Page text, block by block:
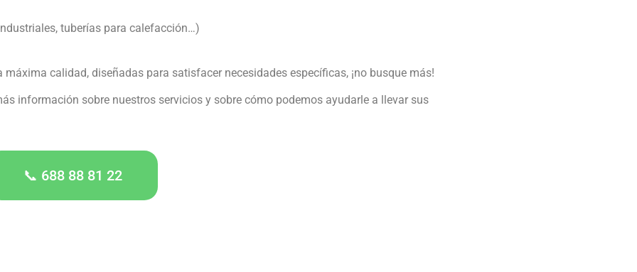
tuberías para calefacción…)
calidad, diseñadas para satisfacer necesidades específicas, ¡no busque más!
información sobre nuestros servicios y sobre cómo podemos ayudarle a llevar sus
📞 688 88 81 22